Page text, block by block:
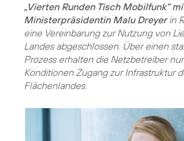
„Vierten Runden Tisch Mobilfunk“
Ministerpräsidentin Malu Dreyerin
eine Vereinbarung zur Nutzung von
Landes abgeschlossen. Über einen
Prozess erhalten die Netzbetreiber
Konditionen Zugang zur Infrastruktur
Flächenlandes.